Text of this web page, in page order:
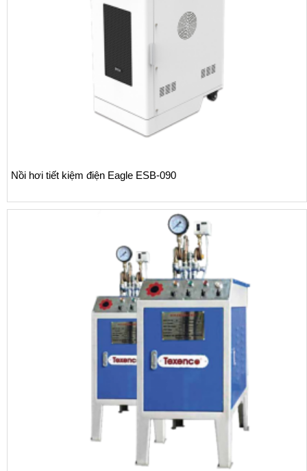
Nồi hơi tiết kiệm điện Eagle ESB-090